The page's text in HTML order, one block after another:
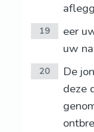
19
eer
uw
20
De
deze